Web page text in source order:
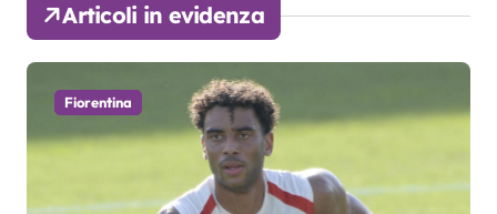
Articoli in evidenza
Fiorentina